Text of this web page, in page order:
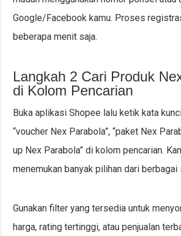
Google/Facebook kamu. Proses
beberapa menit saja.
Langkah 2 Cari Produk
di Kolom Pencarian
Buka aplikasi Shopee lalu ketik kata
“voucher Nex Parabola”, “paket Nex
up Nex Parabola” di kolom pencarian.
menemukan banyak pilihan dari berbagai
Gunakan filter yang tersedia untuk
harga, rating tertinggi, atau penjualan